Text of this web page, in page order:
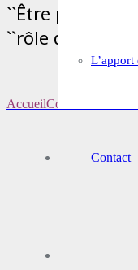
L’apport
Contact
``Être parent
``rôle de
AccueilContact